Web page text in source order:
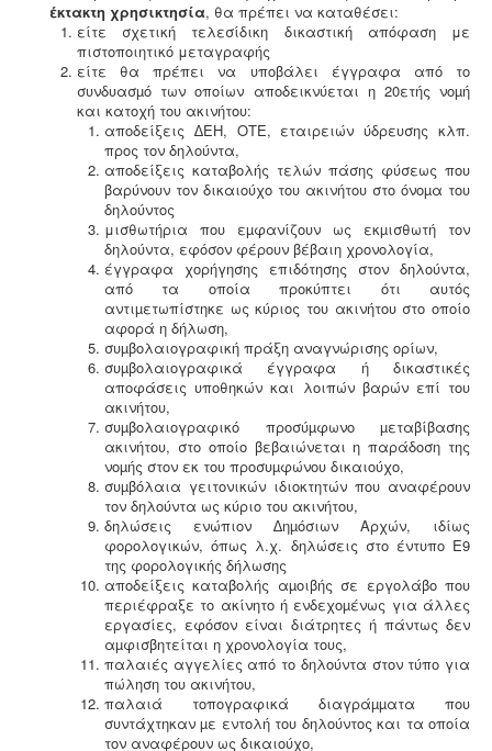
έκτακτη χρησικτησία, θα πρέπει να καταθέσει:
είτε σχετική τελεσίδικη δικαστική απόφαση με
πιστοποιητικό μεταγραφής
είτε θα πρέπει να υποβάλει έγγραφα από το
συνδυασµό των οποίων αποδεικνύεται η 20ετής νοµή
και κατοχή του ακινήτου:
αποδείξεις ∆ΕΗ, ΟΤΕ, εταιρειών ύδρευσης κλπ.
προς τον δηλούντα,
αποδείξεις καταβολής τελών πάσης φύσεως που
βαρύνουν τον δικαιούχο του ακινήτου στο όνοµα του
δηλούντος
μισθωτήρια που εµφανίζουν ως εκµισθωτή τον
δηλούντα, εφόσον φέρουν βέβαιη χρονολογία,
έγγραφα χορήγησης επιδότησης στον δηλούντα,
από τα οποία προκύπτει ότι αυτός
αντιµετωπίστηκε ως κύριος του ακινήτου στο οποίο
αφορά η δήλωση,
συµβολαιογραφική πράξη αναγνώρισης ορίων,
συµβολαιογραφικά έγγραφα ή δικαστικές
αποφάσεις υποθηκών και λοιπών βαρών επί του
ακινήτου,
συµβολαιογραφικό προσύµφωνο µεταβίβασης
ακινήτου, στο οποίο βεβαιώνεται η παράδοση της
νοµής στον εκ του προσυµφώνου δικαιούχο,
συµβόλαια γειτονικών ιδιοκτητών που αναφέρουν
τον δηλούντα ως κύριο του ακινήτου,
δηλώσεις ενώπιον ∆ηµόσιων Αρχών, ιδίως
φορολογικών, όπως λ.χ. δηλώσεις στο έντυπο Ε9
της φορολογικής δήλωσης
αποδείξεις καταβολής αµοιβής σε εργολάβο που
περιέφραξε το ακίνητο ή ενδεχοµένως για άλλες
εργασίες, εφόσον είναι διάτρητες ή πάντως δεν
αµφισβητείται η χρονολογία τους,
παλαιές αγγελίες από το δηλούντα στον τύπο για
πώληση του ακινήτου,
παλαιά τοπογραφικά διαγράµµατα που
συντάχτηκαν µε εντολή του δηλούντος και τα οποία
τον αναφέρουν ως δικαιούχο,